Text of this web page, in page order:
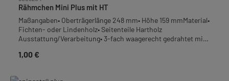
Rähmchen Mini Plus mit HT
Maßangaben• Oberträgerlänge 248 mm• Höhe 159 mmMaterial•
Fichten- oder Lindenholz• Seitenteile Hartholz
Ausstattung/Verarbeitung• 3-fach waagerecht gedrahtet mit
Hoffmann-Seitenteil (HT)Verpackungseinheit (VPE): 12
Regulärer Preis:
1,00 €